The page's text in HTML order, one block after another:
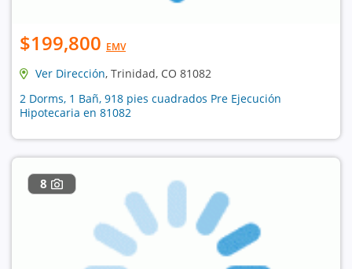
$199,800 EMV
Ver Dirección, Trinidad, CO 81082
2 Dorms, 1 Bañ, 918 pies cuadrados Pre Ejecución
Hipotecaria en 81082
8